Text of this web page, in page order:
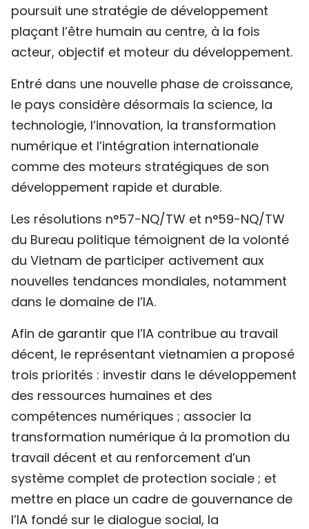
poursuit une stratégie de développement
plaçant l’être humain au centre, à la fois
acteur, objectif et moteur du développement.
Entré dans une nouvelle phase de croissance,
le pays considère désormais la science, la
technologie, l’innovation, la transformation
numérique et l’intégration internationale
comme des moteurs stratégiques de son
développement rapide et durable.
Les résolutions n°57-NQ/TW et n°59-NQ/TW
du Bureau politique témoignent de la volonté
du Vietnam de participer activement aux
nouvelles tendances mondiales, notamment
dans le domaine de l’IA.
Afin de garantir que l’IA contribue au travail
décent, le représentant vietnamien a proposé
trois priorités : investir dans le développement
des ressources humaines et des
compétences numériques ; associer la
transformation numérique à la promotion du
travail décent et au renforcement d’un
système complet de protection sociale ; et
mettre en place un cadre de gouvernance de
l’IA fondé sur le dialogue social, la